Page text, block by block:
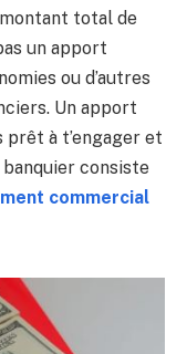
total de
un apport
ou d’autres
Un apport
prêt à t’engager et
consiste
commercial